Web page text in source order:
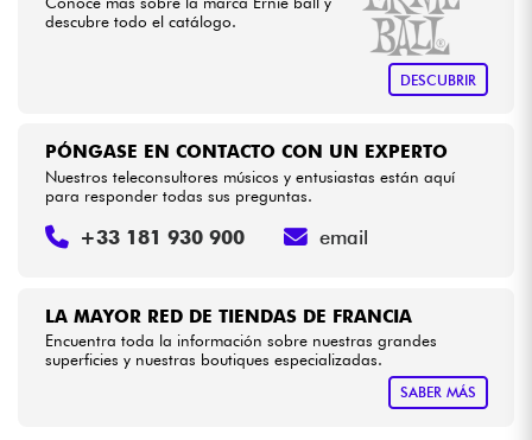
HiFi
Ver nuestras marcas
descubre todo el catálogo.
DESCUBRIR
LA MAYOR RED DE TIENDAS DE FRANCIA
Encuentra toda la información sobre nuestras grandes
superficies y nuestras boutiques especializadas.
SABER MÁS
PÓNGASE EN CONTACTO CON UN EXPERTO
Nuestros teleconsultores músicos y entusiastas están aquí
para responder todas sus preguntas.
+33 181 930 900 email